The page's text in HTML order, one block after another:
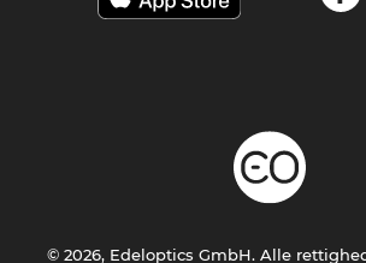
© 2026, Edeloptics GmbH. Alle